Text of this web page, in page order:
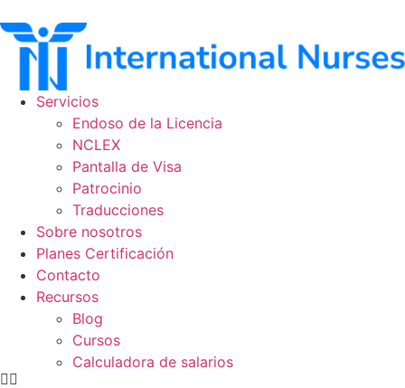
al
contenido
Servicios
Endoso de la Licencia
NCLEX
Pantalla de Visa
Patrocinio
Traducciones
Sobre nosotros
Planes Certificación
Contacto
Recursos
Blog
Cursos
Calculadora de salarios